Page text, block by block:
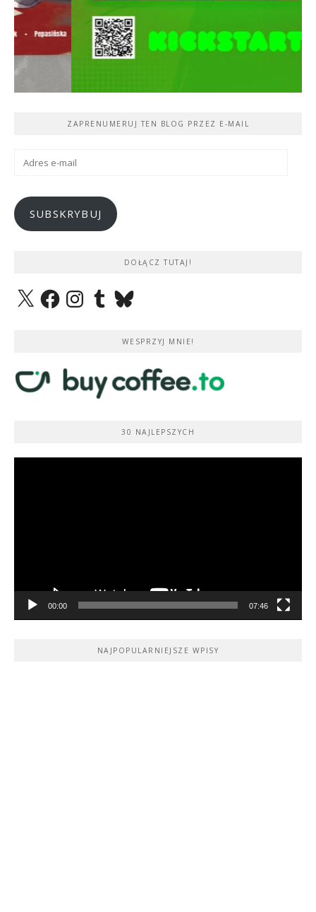
ZAPRENUMERUJ TEN BLOG PRZEZ E-MAIL
Adres
SUBSKRYBUJ
DOŁĄCZ TUTAJ!
X FacebookInstagramTumblrBluesky
WESPRZYJ MNIE!
30 NAJLEPSZYCH
00:00 07:46
NAJPOPULARNIEJSZE WPISY